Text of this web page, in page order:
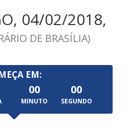
04/02/2018,
DE BRASÍLIA)
EM:
00
MINUTO
00
SEGUNDO